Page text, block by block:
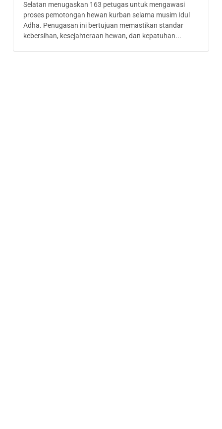
Selatan menugaskan 163 petugas untuk mengawasi
proses pemotongan hewan kurban selama musim Idul
Adha. Penugasan ini bertujuan memastikan standar
kebersihan, kesejahteraan hewan, dan kepatuhan...